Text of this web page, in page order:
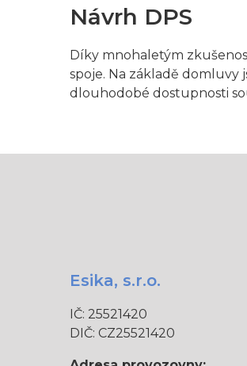
Návrh DPS
Díky mnohaletým
spoje. Na základě domluvy
dlouhodobé dostupnosti
Esika, s.r.o.
IČ: 25521420
DIČ: CZ25521420